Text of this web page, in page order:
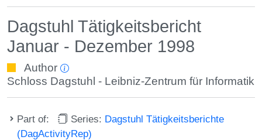
Dagstuhl Tätigkeitsbericht
Januar - Dezember 1998
Author
Schloss Dagstuhl - Leibniz-Zentrum für Informatik
Part of: Series: Dagstuhl Tätigkeitsberichte
(DagActivityRep)